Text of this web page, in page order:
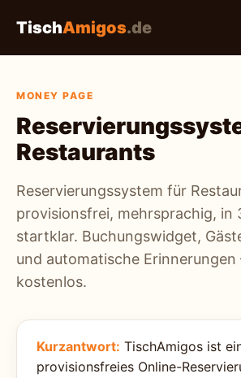
TischAmigos.de
MONEY PAGE
Restaurants
Reservierungssystem für
provisionsfrei, mehrsprachig, in
startklar. Buchungswidget,
und automatische
kostenlos.
Kurzantwort: TischAmigos ist
provisionsfreies Online-